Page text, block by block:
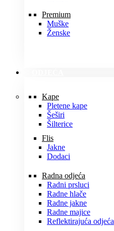
Premium
Muške
Ženske
Kape
Pletene kape
Šeširi
Šilterice
Flis
Jakne
Dodaci
Radna odjeća
Radni prsluci
Radne hlače
Radne jakne
Radne majice
Reflektirajuća odjeća